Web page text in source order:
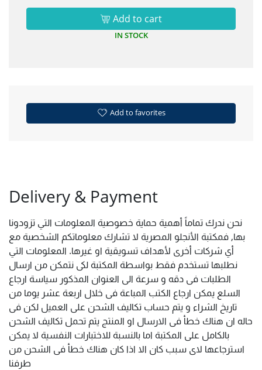
Add to cart
IN STOCK
Add to favorites
Delivery & Payment
نحن ندرك تماماً أهمية حماية خصوصية المعلومات التي تزودونا
بها, فمكتبة الأنجلو المصرية لا تشارك معلوماتكم الشخصية مع
أي شركات أخرى لأهداف تسويقية او غيرها. المعلومات التي
نطلبها تستخدم فقط بواسطة المكتبة لكى نتمكن من ارسال
الطلبات فى دقه و سرعة الى العنوان المذكور سياسة ارجاع
السلع يمكن ارجاع الكتب المباعة فى خلال اربعة عشر يوما من
تاريخ الشراء و يتم حساب تكاليف الشحن على العميل لكن فى
حاله ان هناك خطأ فى الارسال او المنتج يتم تحمل تكاليف الشحن
بالكامل على المكتبة اما بالنسبة للاختبارات النفسية لا يمكن
استرجاعها لاى سبب كان الا اذا كان هناك خطأ فى الشحن من
طرفنا